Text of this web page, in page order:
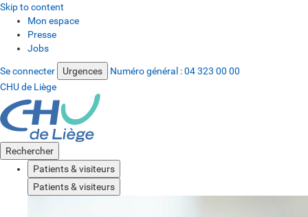
Skip to content
Mon espace
Presse
Jobs
Se connecter Urgences Numéro général :04 323 00 00
CHU de Liège
Rechercher
Patients & visiteurs
Patients & visiteurs